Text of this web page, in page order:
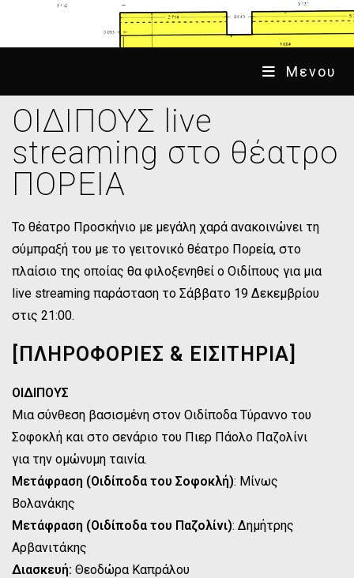
Μενου
ΟΙΔΙΠΟΥΣ live
streaming στο θέατρο
ΠΟΡΕΙΑ
Το θέατρο Προσκήνιο με μεγάλη χαρά ανακοινώνει τη
σύμπραξή του με το γειτονικό θέατρο Πορεία, στο
πλαίσιο της οποίας θα φιλοξενηθεί ο Οιδίπους για μια
live streaming παράσταση το Σάββατο 19 Δεκεμβρίου
στις 21:00.
[ΠΛΗΡΟΦΟΡΙΕΣ & ΕΙΣΙΤΗΡΙΑ]
ΟΙΔΙΠΟΥΣ
Μια σύνθεση βασισμένη στον Οιδίποδα Τύραννο του
Σοφοκλή και στο σενάριο του Πιερ Πάολο Παζολίνι
για την ομώνυμη ταινία.
Μετάφραση (Οιδίποδα του Σοφοκλή): Μίνως
Βολανάκης
Μετάφραση (Οιδίποδα του Παζολίνι): Δημήτρης
Αρβανιτάκης
Διασκευή: Θεοδώρα Καπράλου